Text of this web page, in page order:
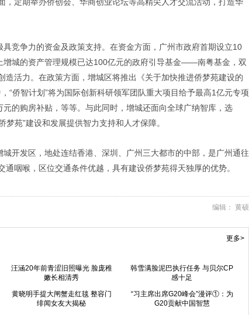
具竞争力的资金及政策支持。在资金方面，广州市政府首期设立10
增城的资产管理规模已达100亿元的政府引导基金——南粤基金，双
造活力。在政策方面，增城区将推出《关于加快推进侨梦苑建设的
“侨智计划”将为国际创新科研领军团队重大项目给予最高1亿元专项
元的购房补贴，等等。与此同时，增城还面向全球广纳智库，选
梦苑”建设和发展提供智力支持和人才保障。
开发区，地处连结香港、深圳、广州三大都市的中部，是广州通往
通咽喉，区位交通条件优越，具有建设侨梦苑得天独厚的优势。
编辑： 黄硕
更多>
汪涵20年前青涩旧照曝光 脸庞稚
嫩长相清秀
韩雪满脸泥巴执行任务 与贝尔CP
感十足
黄晓明手提大闸蟹走红毯 整容门
绯闻女友大揭秘
“习主席出席G20峰会”漫评①：为
G20贡献中国智慧